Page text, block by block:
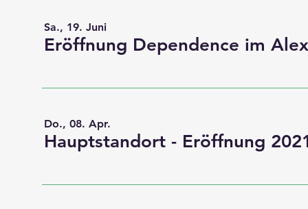
Sa., 19. Juni
Do., 08. Apr.
Hauptstandort - Eröffnung